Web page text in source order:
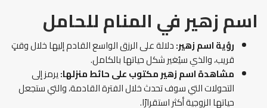
اسم زهير في المنام للحامل
رؤية اسم زهير:دلالة على الرزق الواسع القادم إليها خلال وقتٍ
قريب، والذي سيُغير شكل حياتها بالكامل.
مشاهدة اسم زهير مكتوب على حائط منزلها:يرمز إلى
التحولات التي سوف تحدث خلال الفترة القادمة، والتي ستجعل
حياتها الزوجية أكثر استقرارًا.